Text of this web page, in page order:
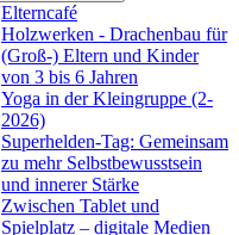
Elterncafé
Holzwerken - Drachenbau für
(Groß-) Eltern und Kinder
von 3 bis 6 Jahren
Yoga in der Kleingruppe (2-
2026)
Superhelden-Tag: Gemeinsam
zu mehr Selbstbewusstsein
und innerer Stärke
Zwischen Tablet und
Spielplatz – digitale Medien